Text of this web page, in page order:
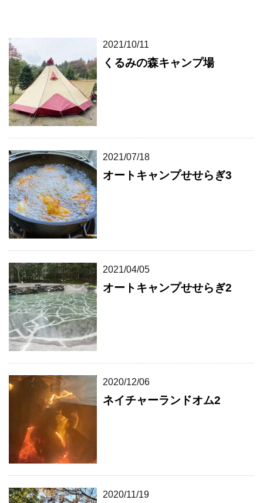
2021/10/11
くるみの森キャンプ場
2021/07/18
オートキャンプせせらぎ3
2021/04/05
オートキャンプせせらぎ2
2020/12/06
ネイチャーランドオム2
2020/11/19